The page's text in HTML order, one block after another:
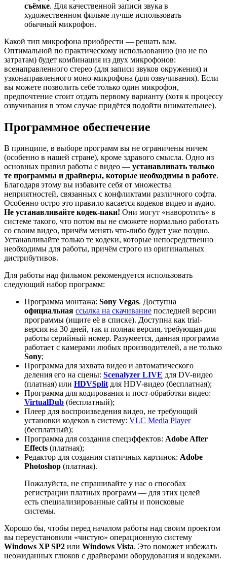
съёмке. Для качественной записи звука в
художественном фильме лучше использовать
обычный микрофон.
Какой тип микрофона приобрести — решать вам.
Оптимальной по практическому использованию (но не по
затратам) будет комбинация из двух микрофонов:
всенаправленного стерео (для записи звуков окружения) и
узконаправленного моно-микрофона (для озвучивания). Если
вы можете позволить себе только один микрофон,
предпочтение стоит отдать первому варианту (хотя к процессу
озвучивания в этом случае придётся подойти внимательнее).
Программное обеспечение
В принципе, в выборе программ вы не ограничены ничем
(особенно в нашей стране), кроме здравого смысла. Одно из
основных правил работы с видео — устанавливать только
те программы и драйверы, которые необходимы в работе.
Благодаря этому вы избавите себя от множества
неприятностей, связанных с конфликтами различного софта.
Особенно остро это правило касается кодеков видео и аудио.
Не устанавливайте кодек-паки! Они могут «наворотить» в
системе такого, что потом вы не сможете нормально работать
со своим видео, причём менять что-либо будет уже поздно.
Устанавливайте только те кодеки, которые непосредственно
необходимы для работы, причём строго из оригинальных
дистрибутивов.
Для работы над фильмом рекомендуется использовать
следующий набор программ:
Программа монтажа: Sony Vegas. Доступна
официальная ссылка на скачивание последней версии
программы (ищите её в списке). Доступна как trial-
версия на 30 дней, так и полная версия, требующая для
работы серийный номер. Разумеется, данная программа
работает с камерами любых производителей, а не только
Sony;
Программа для захвата видео и автоматического
деления его на сцены: Scenalyzer LIVE для DV-видео
(платная) или HDVSplitдля HDV-видео (бесплатная);
Программа для кодирования и пост-обработки видео:
VirtualDub (бесплатный);
Плеер для воспроизведения видео, не требующий
установки кодеков в систему: VLC Media Player
(бесплатный);
Программа для создания спецэффектов: Adobe After
Effects (платная);
Редактор для создания статичных картинок: Adobe
Photoshop (платная).
Пожалуйста, не спрашивайте у нас о способах
регистрации платных программ — для этих целей
есть специализированные сайты и поисковые
системы.
Хорошо бы, чтобы перед началом работы над своим проектом
вы переустановили «чистую» операционную систему
Windows XP SP2 или Windows Vista. Это поможет избежать
неожиданных глюков с драйверами оборудования и кодеками.